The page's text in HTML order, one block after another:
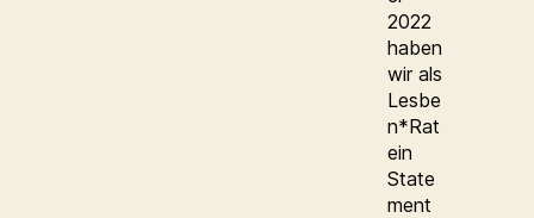
2022
haben
wir als
Lesbe
n*Rat
ein
State
ment